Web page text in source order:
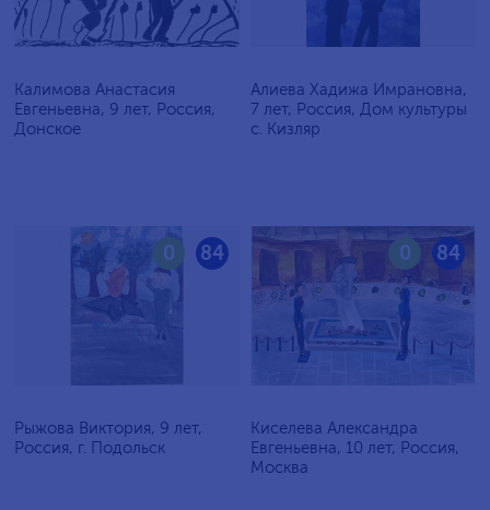
Калимова Анастасия
Евгеньевна, 9 лет, Россия,
Донское
Алиева Хадижа Имрановна,
7 лет, Россия, Дом культуры
с. Кизляр
84
0
Рыжова Виктория, 9 лет,
Россия, г. Подольск
84
0
Киселева Александра
Евгеньевна, 10 лет, Россия,
Москва